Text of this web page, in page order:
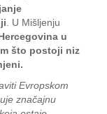
. U Mišljenju
u
što postoji niz
Evropskom
značajnu